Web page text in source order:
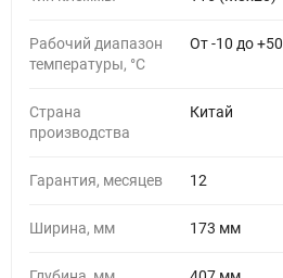
Рабочий диапазон
температуры, °С
От -10 до +50
Страна
производства
Китай
Гарантия, месяцев 12
Ширина, мм 173 мм